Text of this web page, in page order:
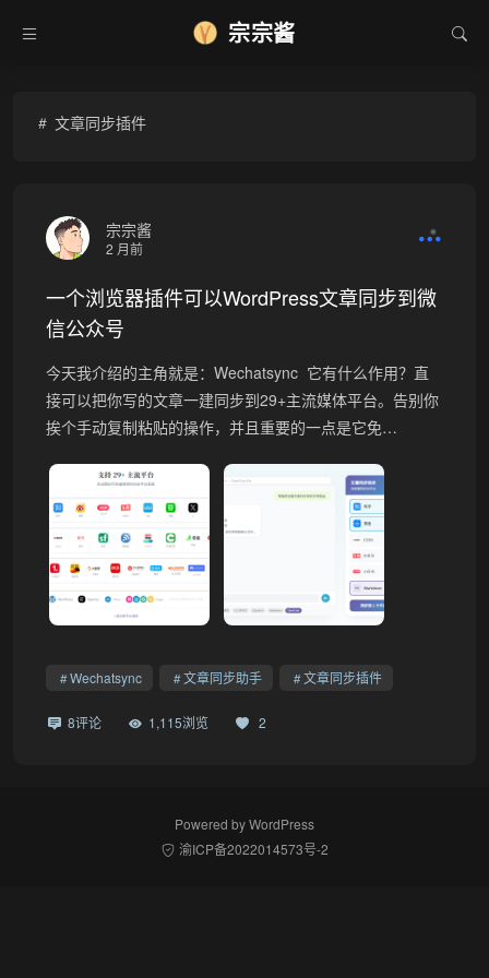
❄
宗宗酱
文章同步插件
宗宗酱
2 月前
一个浏览器插件可以WordPress文章同步到微
信公众号
今天我介绍的主角就是：Wechatsync 它有什么作用？直
接可以把你写的文章一建同步到29+主流媒体平台。告别你
挨个手动复制粘贴的操作，并且重要的一点是它免…
Wechatsync 文章同步助手 文章同步插件
8评论 1,115浏览 2
Powered byWordPress
渝ICP备2022014573号-2